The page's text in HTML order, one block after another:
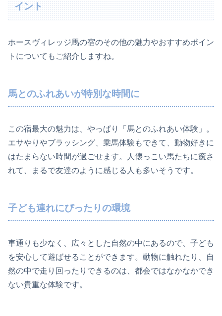
イント
ホースヴィレッジ馬の宿のその他の魅力やおすすめポイン
トについてもご紹介しますね。
馬とのふれあいが特別な時間に
この宿最大の魅力は、やっぱり「馬とのふれあい体験」。
エサやりやブラッシング、乗馬体験もできて、動物好きに
はたまらない時間が過ごせます。人懐っこい馬たちに癒さ
れて、まるで友達のように感じる人も多いそうです。
子ども連れにぴったりの環境
車通りも少なく、広々とした自然の中にあるので、子ども
を安心して遊ばせることができます。動物に触れたり、自
然の中で走り回ったりできるのは、都会ではなかなかでき
ない貴重な体験です。